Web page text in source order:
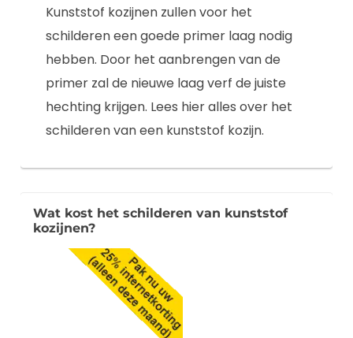
Kunststof kozijnen zullen voor het
schilderen een goede primer laag nodig
hebben. Door het aanbrengen van de
primer zal de nieuwe laag verf de juiste
hechting krijgen. Lees hier alles over het
schilderen van een kunststof kozijn.
Wat kost het schilderen van kunststof
kozijnen?